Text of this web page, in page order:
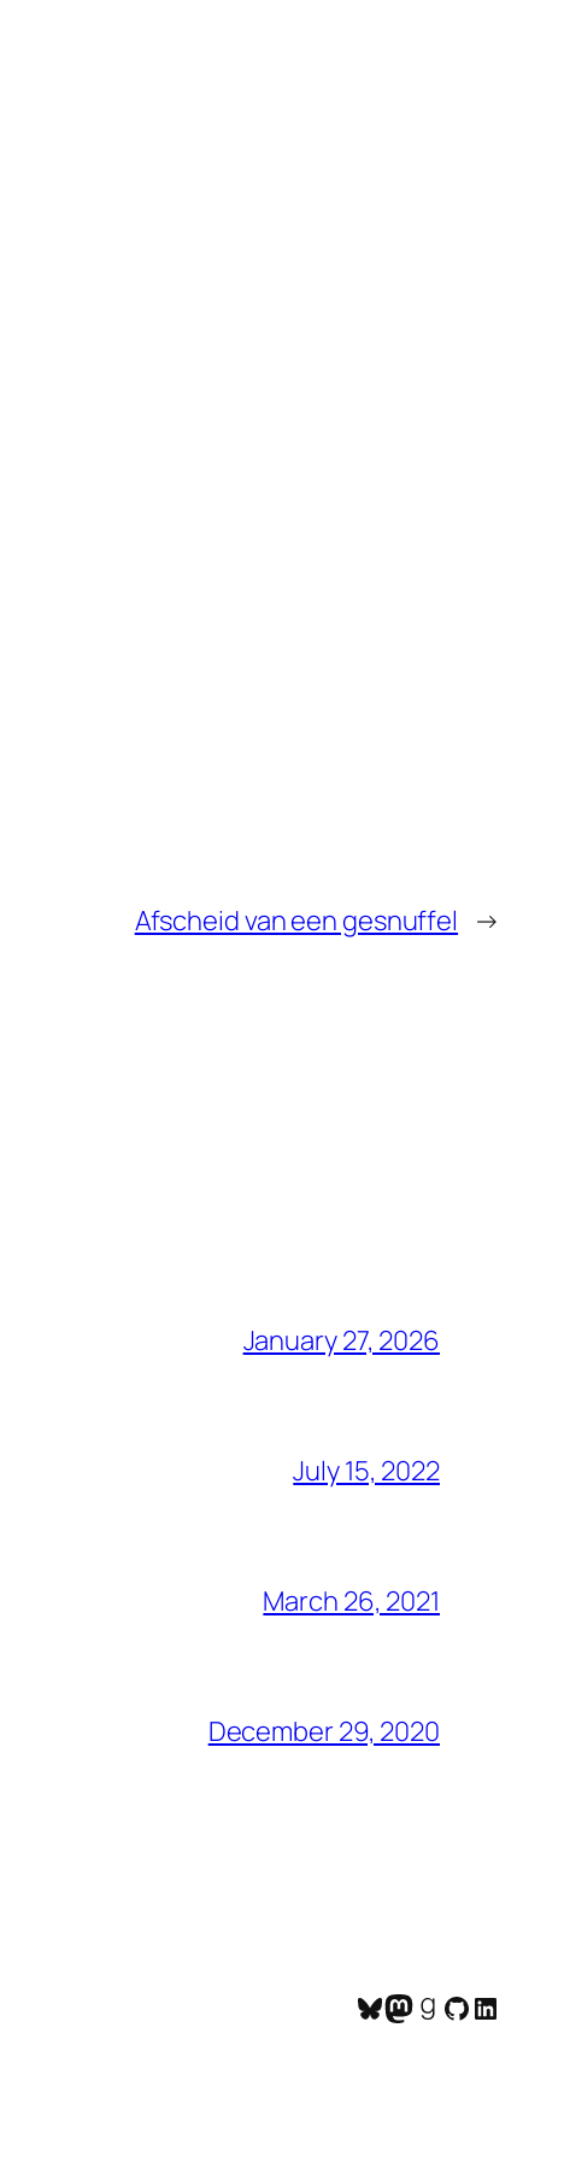
Afscheid van een gesnuffel →
January 27, 2026
July 15, 2022
March 26, 2021
December 29, 2020
Bluesky
Mastodon
Goodreads
GitHub